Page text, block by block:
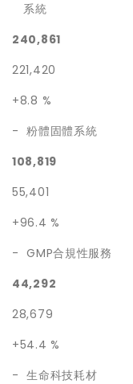
系統
240,861
221,420
+8.8 %
- 粉體固體系統
108,819
55,401
+96.4 %
- GMP合規性服務
44,292
28,679
+54.4 %
- 生命科技耗材